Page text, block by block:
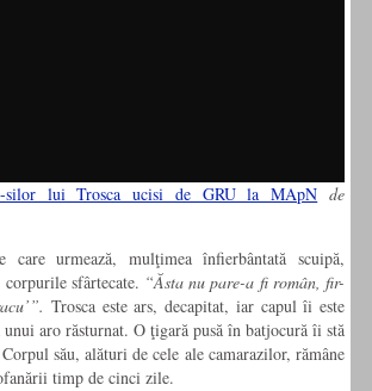
silor lui Trosca ucisi de GRU la MApN de
urmează, mulţimea înfierbântată scuipă,
sfârtecate. “Ăsta nu pare-a fi român, fir-
Trosca este ars, decapitat, iar capul îi este
unui aro răsturnat. O ţigară pusă în batjocură îi stă
său, alături de cele ale camarazilor, rămâne
timp de cinci zile.